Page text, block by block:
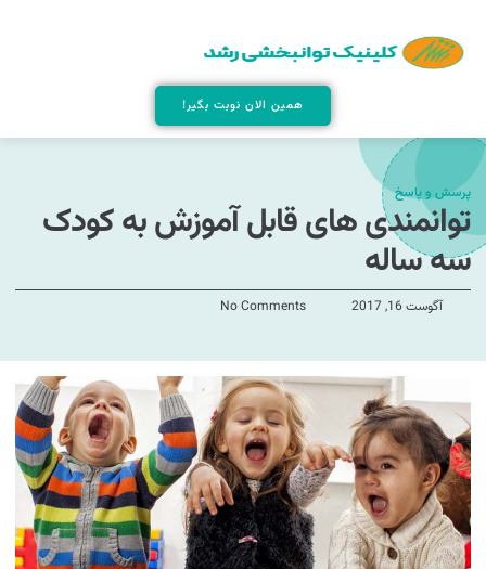
همین الان نوبت بگیر!
پرسش و پاسخ
توانمندی های قابل آموزش به کودک
سه ساله
آگوست 16, 2017 No Comments